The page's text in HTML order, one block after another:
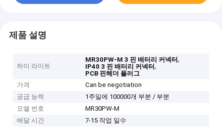
제품 설명
하이 라이트
MR30PW-M 3 핀 배터리 커넥터,
IP40 3 핀 배터리 커넥터,
PCB 핀헤더 플러그
가격
Can be negotiation
공급 능력
1주일에 100000개 부분 / 부분
모델 번호
MR30PW-M
배달 시간
7-15 작업 일수